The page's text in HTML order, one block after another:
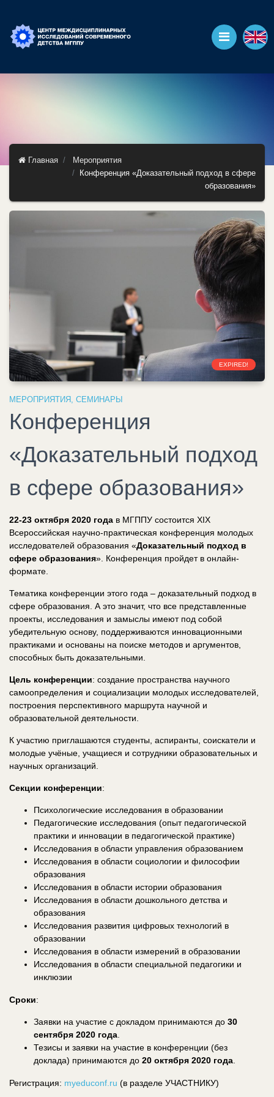
Главная
Мероприятия
Конференция «Доказательный подход в сфере
образования»
EXPIRED!
МЕРОПРИЯТИЯ СЕМИНАРЫ
Конференция
«Доказательный подход
в сфере образования»
22-23 октября 2020 года в МГППУ состоится XIX
Всероссийская научно-практическая конференция молодых
исследователей образования «Доказательный подход в
сфере образования». Конференция пройдет в онлайн-
формате.
Тематика конференции этого года – доказательный подход в
сфере образования. А это значит, что все представленные
проекты, исследования и замыслы имеют под собой
убедительную основу, поддерживаются инновационными
практиками и основаны на поиске методов и аргументов,
способных быть доказательными.
Цель конференции: создание пространства научного
самоопределения и социализации молодых исследователей,
построения перспективного маршрута научной и
образовательной деятельности.
К участию приглашаются студенты, аспиранты, соискатели и
молодые учёные, учащиеся и сотрудники образовательных и
научных организаций.
Секции конференции:
Психологические исследования в образовании
Педагогические исследования (опыт педагогической
практики и инновации в педагогической практике)
Исследования в области управления образованием
Исследования в области социологии и философии
образования
Исследования в области истории образования
Исследования в области дошкольного детства и
образования
Исследования развития цифровых технологий в
образовании
Исследования в области измерений в образовании
Исследования в области специальной педагогики и
инклюзии
Сроки:
Заявки на участие с докладом принимаются до 30
сентября 2020 года
Тезисы и заявки на участие в конференции (без
доклада) принимаются до 20 октября 2020 года
Регистрация: myeduconf.ru (в разделе УЧАСТНИКУ)